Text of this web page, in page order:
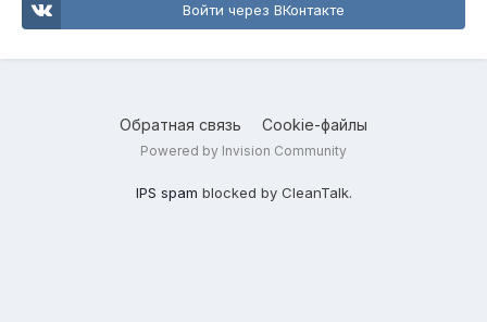
Войти через ВКонтакте
Обратная связь Cookie-файлы
Powered by Invision Community
IPS spam blocked by CleanTalk.